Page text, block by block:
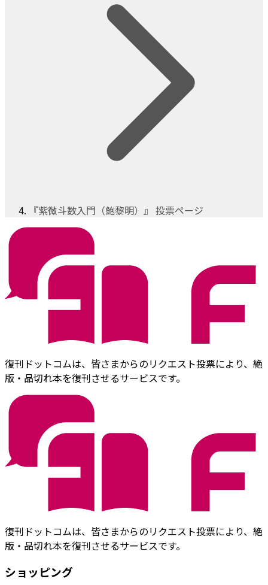
『紫微斗数入門（鮑黎明）』 投票ページ
復刊ドットコムは、皆さまからのリクエスト投票により、絶
版・品切れ本を復刊させるサービスです。
復刊ドットコムは、皆さまからのリクエスト投票により、絶
版・品切れ本を復刊させるサービスです。
ショッピング